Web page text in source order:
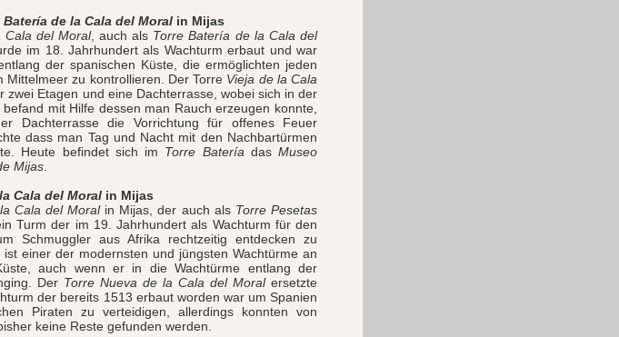
Batería de la Cala del Moral in Mijas
Cala del Moral, auch als Torre Batería de la Cala del
im 18. Jahrhundert als Wachturm erbaut und war
der spanischen Küste, die ermöglichten jeden
Mittelmeer zu kontrollieren. Der Torre Vieja de la Cala
zwei Etagen und eine Dachterrasse, wobei sich in der
mit Hilfe dessen man Rauch erzeugen konnte,
Dachterrasse die Vorrichtung für offenes Feuer
dass man Tag und Nacht mit den Nachbartürmen
Heute befindet sich im Torre Batería dasMuseo
Mijas
Cala del Moral in Mijas
Cala del Moralin Mijas, der auch als Torre Pesetas
Turm der im 19. Jahrhundert als Wachturm für den
Schmuggler aus Afrika rechtzeitig entdecken zu
einer der modernsten und jüngsten Wachtürme an
auch wenn er in die Wachtürme entlang der
Der Torre Nueva de la Cala del Moralersetzte
der bereits 1513 erbaut worden war um Spanien
Piraten zu verteidigen, allerdings konnten von
keine Reste gefunden werden.